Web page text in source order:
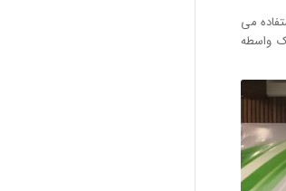
می
واسطه